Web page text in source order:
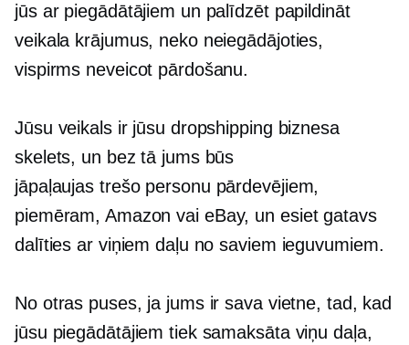
jūs ar piegādātājiem un palīdzēt papildināt
veikala krājumus, neko neiegādājoties,
vispirms neveicot pārdošanu.
Jūsu veikals ir jūsu dropshipping biznesa
skelets, un bez tā jums būs
jāpaļaujas trešo personu pārdevējiem,
piemēram, Amazon vai eBay, un esiet gatavs
dalīties ar viņiem daļu no saviem ieguvumiem.
No otras puses, ja jums ir sava vietne, tad, kad
jūsu piegādātājiem tiek samaksāta viņu daļa,